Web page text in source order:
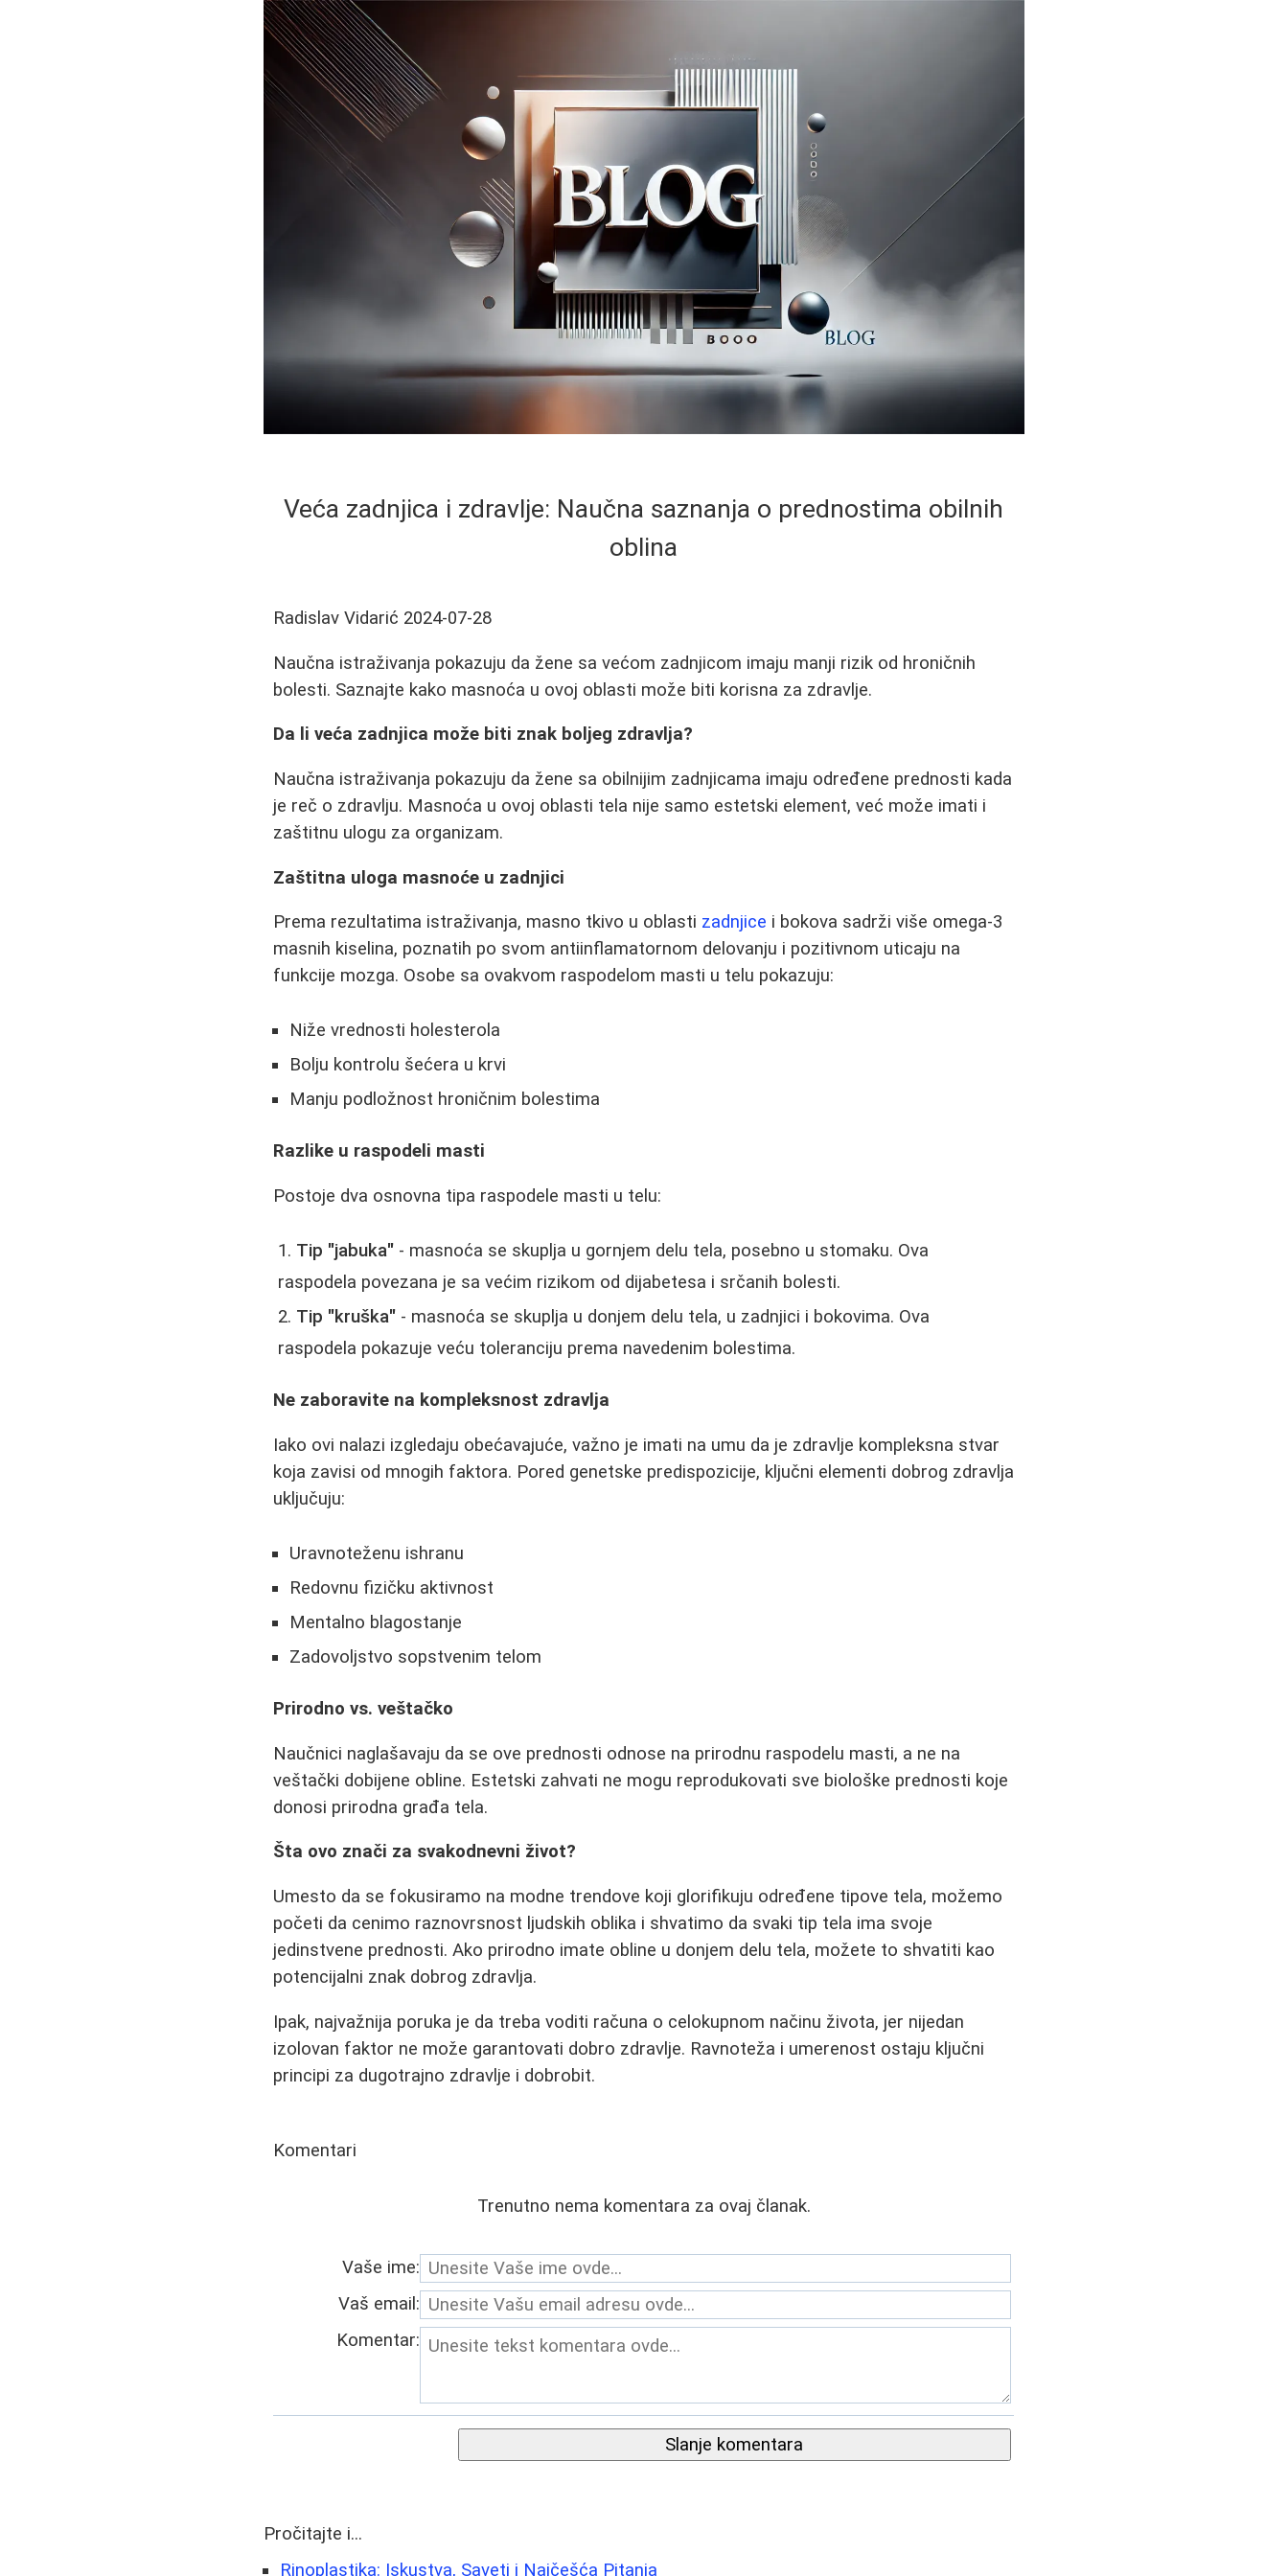
Veća zadnjica i zdravlje: Naučna saznanja o prednostima obilnih
oblina
Radislav Vidarić 2024-07-28
Naučna istraživanja pokazuju da žene sa većom zadnjicom imaju manji rizik od hroničnih
bolesti. Saznajte kako masnoća u ovoj oblasti može biti korisna za zdravlje.
Da li veća zadnjica može biti znak boljeg zdravlja?
Naučna istraživanja pokazuju da žene sa obilnijim zadnjicama imaju određene prednosti kada
je reč o zdravlju. Masnoća u ovoj oblasti tela nije samo estetski element, već može imati i
zaštitnu ulogu za organizam.
Zaštitna uloga masnoće u zadnjici
Prema rezultatima istraživanja, masno tkivo u oblasti zadnjice i bokova sadrži više omega-3
masnih kiselina, poznatih po svom antiinflamatornom delovanju i pozitivnom uticaju na
funkcije mozga. Osobe sa ovakvom raspodelom masti u telu pokazuju:
Niže vrednosti holesterola
Bolju kontrolu šećera u krvi
Manju podložnost hroničnim bolestima
Razlike u raspodeli masti
Postoje dva osnovna tipa raspodele masti u telu:
Tip "jabuka" - masnoća se skuplja u gornjem delu tela, posebno u stomaku. Ova
raspodela povezana je sa većim rizikom od dijabetesa i srčanih bolesti.
Tip "kruška" - masnoća se skuplja u donjem delu tela, u zadnjici i bokovima. Ova
raspodela pokazuje veću toleranciju prema navedenim bolestima.
Ne zaboravite na kompleksnost zdravlja
Iako ovi nalazi izgledaju obećavajuće, važno je imati na umu da je zdravlje kompleksna stvar
koja zavisi od mnogih faktora. Pored genetske predispozicije, ključni elementi dobrog zdravlja
uključuju:
Uravnoteženu ishranu
Redovnu fizičku aktivnost
Mentalno blagostanje
Zadovoljstvo sopstvenim telom
Prirodno vs. veštačko
Naučnici naglašavaju da se ove prednosti odnose na prirodnu raspodelu masti, a ne na
veštački dobijene obline. Estetski zahvati ne mogu reprodukovati sve biološke prednosti koje
donosi prirodna građa tela.
Šta ovo znači za svakodnevni život?
Umesto da se fokusiramo na modne trendove koji glorifikuju određene tipove tela, možemo
početi da cenimo raznovrsnost ljudskih oblika i shvatimo da svaki tip tela ima svoje
jedinstvene prednosti. Ako prirodno imate obline u donjem delu tela, možete to shvatiti kao
potencijalni znak dobrog zdravlja.
Ipak, najvažnija poruka je da treba voditi računa o celokupnom načinu života, jer nijedan
izolovan faktor ne može garantovati dobro zdravlje. Ravnoteža i umerenost ostaju ključni
principi za dugotrajno zdravlje i dobrobit.
Komentari
Trenutno nema komentara za ovaj članak.
Vaše ime:
Vaš email:
Komentar:
Slanje komentara
Pročitajte i...
Rinoplastika: Iskustva, Saveti i Najčešća Pitanja